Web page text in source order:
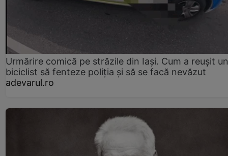
Urmărire comică pe străzile din Iași. Cum a reușit un
biciclist să fenteze poliția și să se facă nevăzut
adevarul.ro